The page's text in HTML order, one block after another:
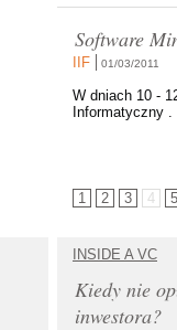
Software
IIF 01/03/2011
W dniach 10 -
Informatyczny
1 2 3 4 5
INSIDE A VC
Kiedy nie
inwestora?